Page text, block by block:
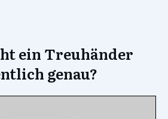
ein Treuhänder
genau?